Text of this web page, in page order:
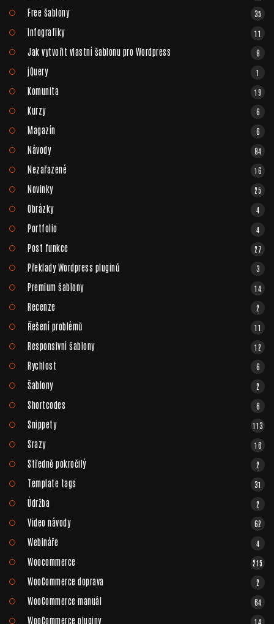
Free šablony 35
Infografiky 11
Jak vytvořit vlastní šablonu pro Wordpress 8
jQuery 1
Komunita 19
Kurzy 6
Magazín 6
Návody 84
Nezařazené 16
Novinky 25
Obrázky 4
Portfolio 4
Post funkce 27
Překlady Wordpress pluginů 3
Premium šablony 14
Recenze 2
Řešení problémů 11
Responsivní šablony 12
Rychlost 6
Šablony 2
Shortcodes 6
Snippety 113
Srazy 16
Středně pokročilý 2
Template tags 31
Údržba 2
Video návody 62
Webináře 4
Woocommerce 215
WooCommerce doprava 2
WooCommerce manuál 64
WooCommerce pluginy 14